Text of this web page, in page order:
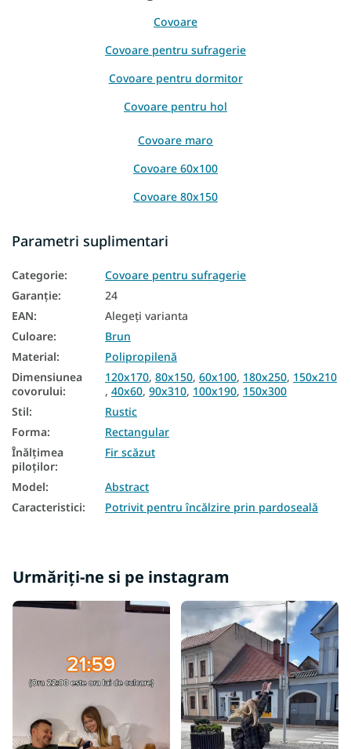
Covoare
Covoare pentru sufragerie
Covoare pentru dormitor
Covoare pentru hol
Covoare maro
Covoare 60x100
Covoare 80x150
Covoare300x400
Covoare 400x500
Covoare 180x250
Covoare 250x350
Covoare 150x210
Covoare 40x60
Covoare 90x310
Covoare 150x300
Parametri suplimentari
Categorie:
Covoare pentru sufragerie
Garanţie:
24
EAN:
Alegeţi varianta
Culoare:
Brun
Material:
Polipropilenă
Dimensiunea
covorului:
120x170, 80x150, 60x100, 180x250, 150x210
, 40x60, 90x310, 100x190, 150x300
Stil:
Rustic
Forma:
Rectangular
Înălțimea
piloților:
Fir scăzut
Model:
Abstract
Caracteristici: Potrivit pentru încălzire prin pardoseală
Urmăriți-ne si pe instagram